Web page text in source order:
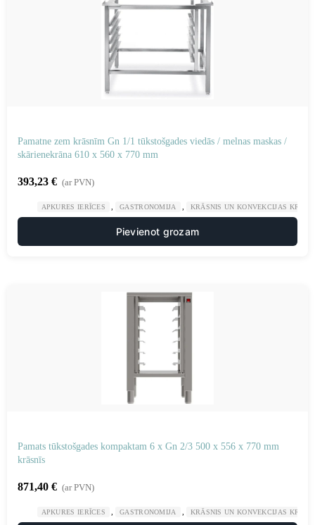
Pamatne zem krāsnīm Gn 1/1 tūkstošgades viedās / melnas maskas /
skārienekrāna 610 x 560 x 770 mm
393,23 € (ar PVN)
APKURES IERĪCES GASTRONOMIJA KRĀSNIS UN KONVEKCIJAS
Pievienot grozam
Pamats tūkstošgades kompaktam 6 x Gn 2/3 500 x 556 x 770 mm
krāsnīs
871,40 € (ar PVN)
APKURES IERĪCES GASTRONOMIJA KRĀSNIS UN KONVEKCIJAS